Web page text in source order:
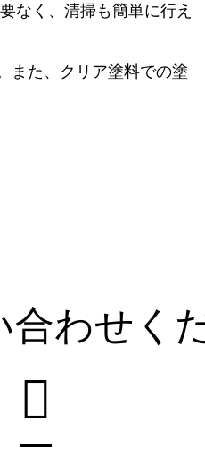
なく、清掃も簡単に行え
また、クリア塗料での塗
合わせく